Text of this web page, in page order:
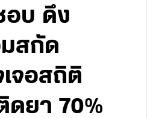
บ ดึง
สกัด
เจอสถิติ
ดยา 70%